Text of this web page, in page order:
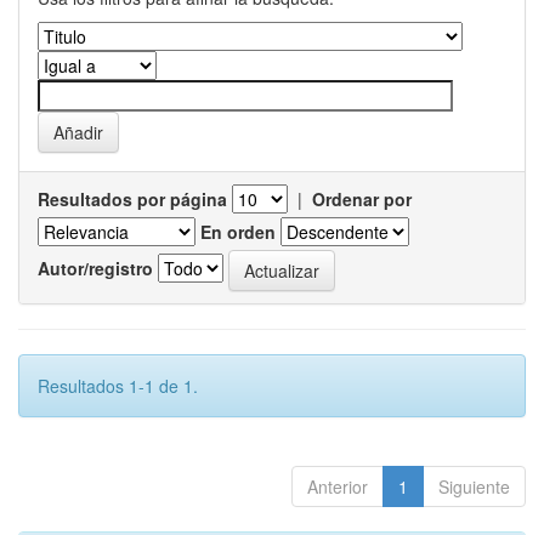
Resultados por página | Ordenar por
En orden
Autor/registro
Resultados 1-1 de 1.
Anterior 1 Siguiente